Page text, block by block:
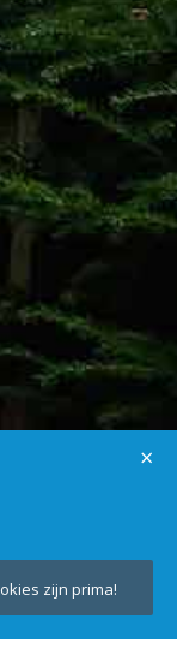
×
zijn prima!